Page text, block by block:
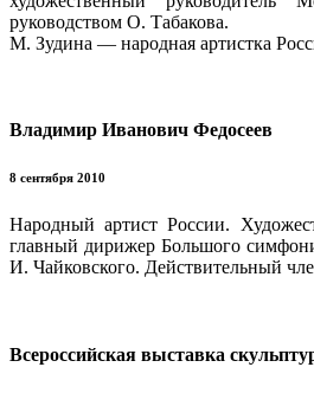
руководством О. Табакова.
М. Зудина — народная артистка
Владимир Иванович Федосеев
8 сентября 2010
Народный артист России.
главный дирижер Большого
И. Чайковского. Действительный
Всероссийская выставка